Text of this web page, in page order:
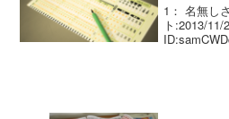
1： 名無し
ト:2013/